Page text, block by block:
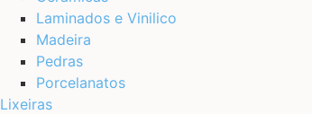
Laminados e Vinilico
Madeira
Pedras
Porcelanatos
Lixeiras